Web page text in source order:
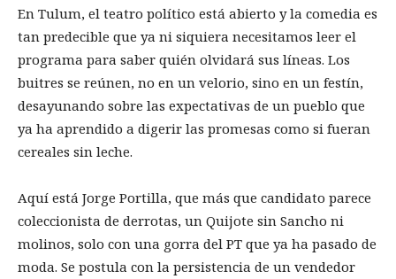
En Tulum, el teatro político está abierto y la comedia es
tan predecible que ya ni siquiera necesitamos leer el
programa para saber quién olvidará sus líneas. Los
buitres se reúnen, no en un velorio, sino en un festín,
desayunando sobre las expectativas de un pueblo que
ya ha aprendido a digerir las promesas como si fueran
cereales sin leche.
Aquí está Jorge Portilla, que más que candidato parece
coleccionista de derrotas, un Quijote sin Sancho ni
molinos, solo con una gorra del PT que ya ha pasado de
moda. Se postula con la persistencia de un vendedor